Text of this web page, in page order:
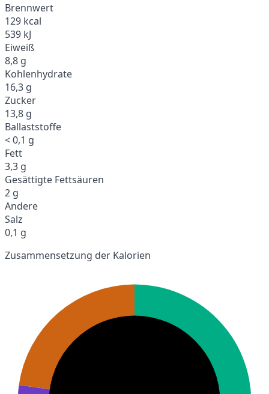
Brennwert
129 kcal
539 kJ
Eiweiß
8,8 g
Kohlenhydrate
16,3 g
Zucker
13,8 g
Ballaststoffe
< 0,1 g
Fett
3,3 g
Gesättigte Fettsäuren
2 g
Andere
Salz
0,1 g
Zusammensetzung der Kalorien